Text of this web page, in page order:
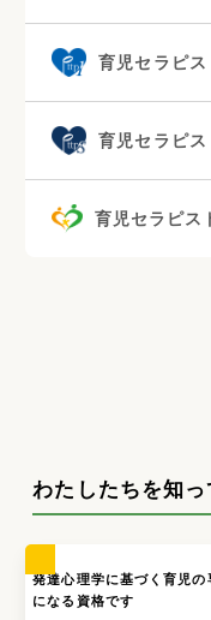
育児セラピス
育児セラピ
育児セラピス
わたしたちを知
発達心理学に基づく育児の
になる資格です